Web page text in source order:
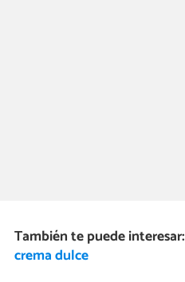
También te puede interesar:
crema dulce